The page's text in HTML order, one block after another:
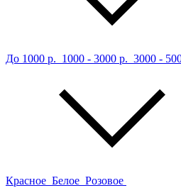
До 1000 р. 1000 - 3000 р. 3000 -
Красное Белое Розовое